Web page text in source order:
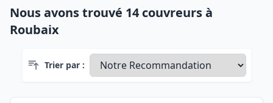
Nous avons trouvé 14 couvreurs à
Roubaix
Trier par :